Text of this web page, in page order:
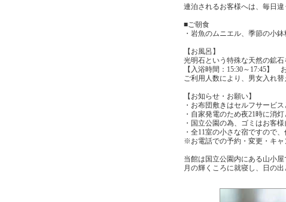
連泊されるお客様へは、毎日違
■ご朝食
・岩魚のムニエル、季節の小
【お風呂】
光明石という特殊な天然の鉱
【入浴時間：15:30～17:45】
ご利用人数により、男女入れ替
【お知らせ・お願い】
・お布団敷きはセルフサービ
・自家発電のため夜21時に消
・国立公園の為、ゴミはお客
・全11室の小さな宿ですので
※お電話での予約・変更・キャ
当館は国立公園内にある山小
月の輝くころに就寝し、日の